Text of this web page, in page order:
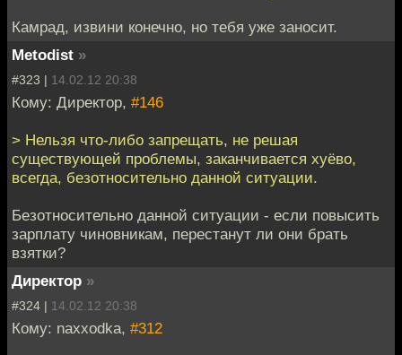
Камрад, извини конечно, но тебя уже заносит.
Metodist »
#323 | 14.02.12 20:38
Кому: Директор, #146
> Нельзя что-либо запрещать, не решая
существующей проблемы, заканчивается хуёво,
всегда, безотносительно данной ситуации.
Безотносительно данной ситуации - если повысить
зарплату чиновникам, перестанут ли они брать
взятки?
Директор »
#324 | 14.02.12 20:38
Кому: naxxodka, #312